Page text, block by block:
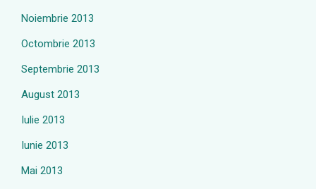
Noiembrie 2013
Octombrie 2013
Septembrie 2013
August 2013
Iulie 2013
Iunie 2013
Mai 2013